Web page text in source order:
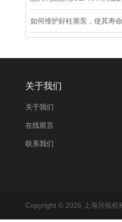
关于我们
关于我们
在线留言
联系我们
Copyright © 2026 上海兴拓机